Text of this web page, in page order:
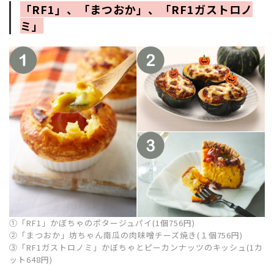
「RF1」、「まつおか」、「RF1ガストロノ
ミ」
①「RF1」かぼちゃのポタージュパイ(1個756円)
②「まつおか」坊ちゃん南瓜の肉味噌チーズ焼き(１個756円)
③「RF1ガストロノミ」かぼちゃとピーカンナッツのキッシュ(1カ
ット648円)